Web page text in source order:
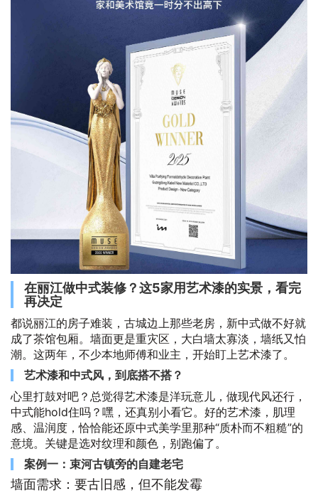
在丽江做中式装修？这5家用艺术漆的实景，看完
再决定
都说丽江的房子难装，古城边上那些老房，新中式做不好就
成了茶馆包厢。墙面更是重灾区，大白墙太寡淡，墙纸又怕
潮。这两年，不少本地师傅和业主，开始盯上艺术漆了。
艺术漆和中式风，到底搭不搭？
心里打鼓对吧？总觉得艺术漆是洋玩意儿，做现代风还行，
中式能hold住吗？嘿，还真别小看它。好的艺术漆，肌理
感、温润度，恰恰能还原中式美学里那种“质朴而不粗糙”的
意境。关键是选对纹理和颜色，别跑偏了。
案例一：束河古镇旁的自建老宅
墙面需求：要古旧感，但不能发霉